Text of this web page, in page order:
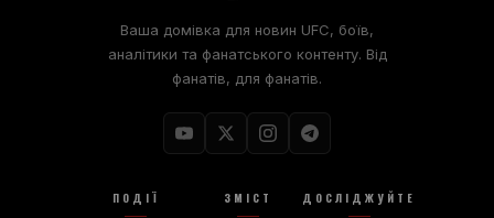
Ваша домівка для новин UFC, боїв,
аналітики та фанатського контенту. Від
фанатів, для фанатів.
ПОДІЇ ЗМІСТ ДОСЛІДЖУЙТЕ